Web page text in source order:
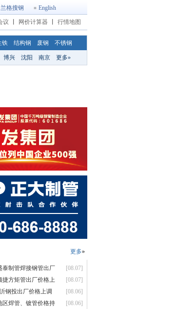
兰格搜钢 English
议 网价计算器 行情地图
铁 结构钢 废钢 不锈钢
博兴 沈阳 南京 更多»